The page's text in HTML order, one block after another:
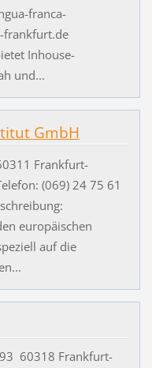
franca-
Inhouse-
und...
GmbH
Frankfurt-
(069) 24 75 61
europäischen
auf die
60318 Frankfurt-